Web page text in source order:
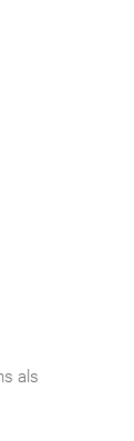
als